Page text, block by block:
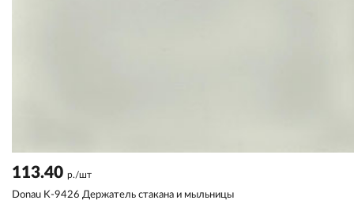
113.40 р./шт
Donau K-9426 Держатель стакана и мыльницы